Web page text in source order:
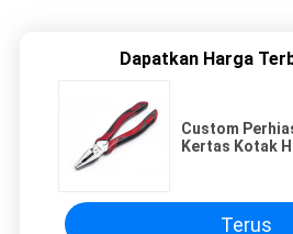
Dapatkan Harga
Custom
Kertas Kotak
Terus